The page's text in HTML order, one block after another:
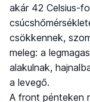
akár 42 Celsius-
csökkennek,
meleg: a
alakulnak,
a levegő.
A front pénteken